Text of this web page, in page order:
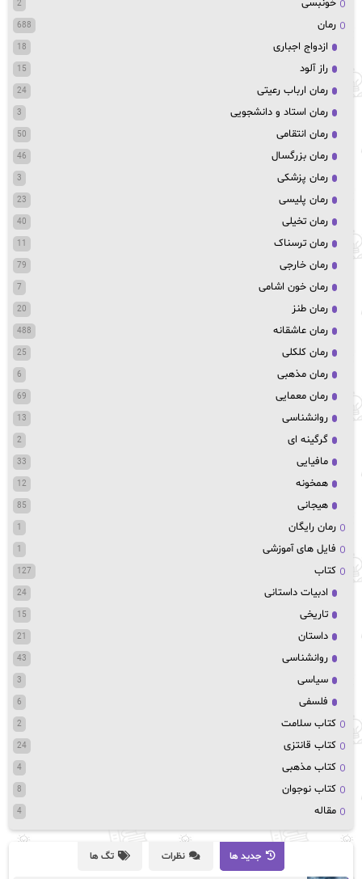
خونبسی 2
رمان 688
ازدواج اجباری 18
راز آلود 15
رمان ارباب رعیتی 24
رمان استاد و دانشجویی 3
رمان انتقامی 50
رمان بزرگسال 46
رمان پزشکی 3
رمان پلیسی 23
رمان تخیلی 40
رمان ترسناک 11
رمان خارجی 79
رمان خون اشامی 7
رمان طنز 20
رمان عاشقانه 488
رمان کلکلی 25
رمان مذهبی 6
رمان معمایی 69
روانشناسی 13
گرگینه ای 2
مافیایی 33
همخونه 12
هیجانی 85
رمان رایگان 1
فایل های آموزشی 1
کتاب 127
ادبیات داستانی 24
تاریخی 15
داستان 21
روانشناسی 43
سیاسی 3
فلسفی 6
کتاب سلامت 2
کتاب قانتزی 24
کتاب مذهبی 4
کتاب نوجوان 8
مقاله 4
جدید ها نظرات تگ ها